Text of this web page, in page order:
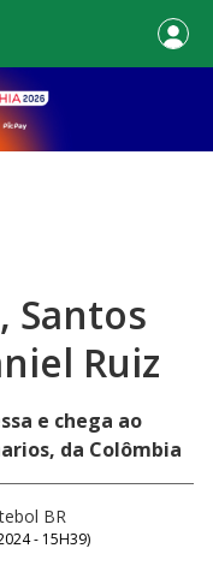
Santos
Ruiz
e chega ao
da Colômbia
BR
- 15H39)